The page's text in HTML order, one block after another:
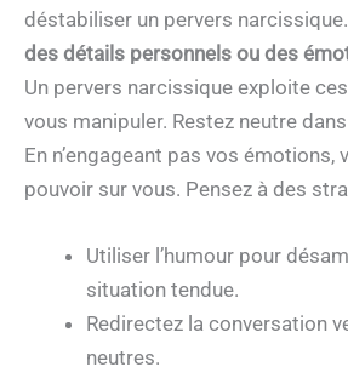
déstabiliser un pervers narcissique.
des détails personnels ou des
Un pervers narcissique exploite
vous manipuler. Restez neutre
En n’engageant pas vos émotions,
pouvoir sur vous. Pensez à des
Utiliser l’humour pour
situation tendue.
Redirectez la conversation
neutres.